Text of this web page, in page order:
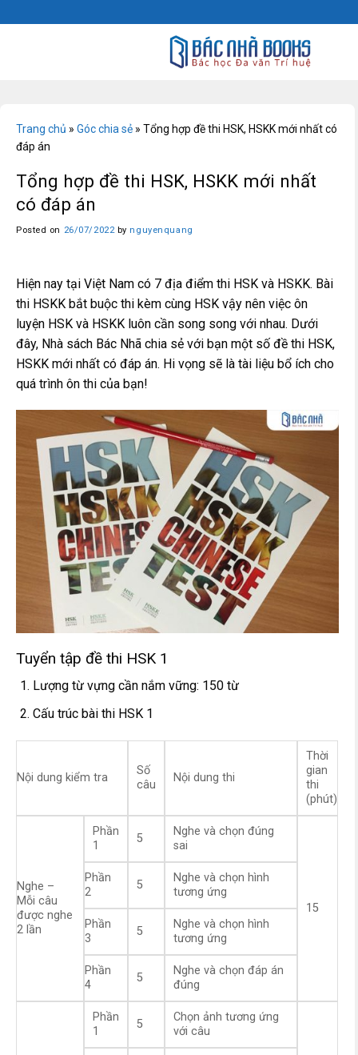
to
Trang chủ » Góc chia sẻ » Tổng hợp đề thi HSK, HSKK mới nhất có
đáp án
Tổng hợp đề thi HSK, HSKK mới nhất
có đáp án
Posted on 26/07/2022by nguyenquang
Hiện nay tại Việt Nam có 7 địa điểm thi HSK và HSKK. Bài
thi HSKK bắt buộc thi kèm cùng HSK vậy nên việc ôn
luyện HSK và HSKK luôn cần song song với nhau. Dưới
đây, Nhà sách Bác Nhã chia sẻ với bạn một số đề thi HSK,
HSKK mới nhất có đáp án. Hi vọng sẽ là tài liệu bổ ích cho
quá trình ôn thi của bạn!
Tuyển tập đề thi HSK 1
Lượng từ vựng cần nắm vững: 150 từ
Cấu trúc bài thi HSK 1
Nội dung kiểm tra
Số
câu
Nội dung thi
Thời
gian
thi
(phút)
Nghe –
Mỗi câu
được nghe
2 lần
Phần
1
5
Nghe và chọn đúng
sai
15
Phần
2
5
Nghe và chọn hình
tương ứng
Phần
3
5
Nghe và chọn hình
tương ứng
Phần
4
5
Nghe và chọn đáp án
đúng
Phần
1
5
Chọn ảnh tương ứng
với câu